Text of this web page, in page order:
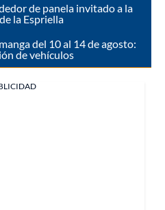
de panela invitado a la
la Espriella
del 10 al 14 de agosto:
de vehículos